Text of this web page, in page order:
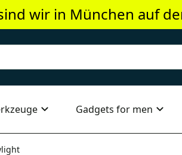
wir in München auf
Gadgets for men